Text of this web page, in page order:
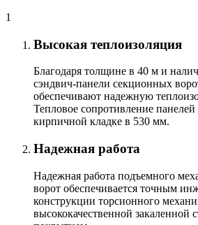
1
Высокая теплоизоляция
Благодаря толщине в 40 м и
сэндвич-панели секционных
обеспечивают надежную
Тепловое сопротивление панелей
кирпичной кладке в 530 мм.
Надежная работа
Надежная работа подъемного
ворот обеспечивается точным
конструкции торсионного
высококачественной закаленной